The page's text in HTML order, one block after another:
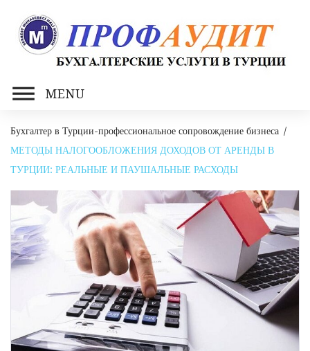
content
MENU
Бухгалтер в Турции-профессиональное сопровождение бизнеса /
МЕТОДЫ НАЛОГООБЛОЖЕНИЯ ДОХОДОВ ОТ АРЕНДЫ В
ТУРЦИИ: РЕАЛЬНЫЕ И ПАУШАЛЬНЫЕ РАСХОДЫ